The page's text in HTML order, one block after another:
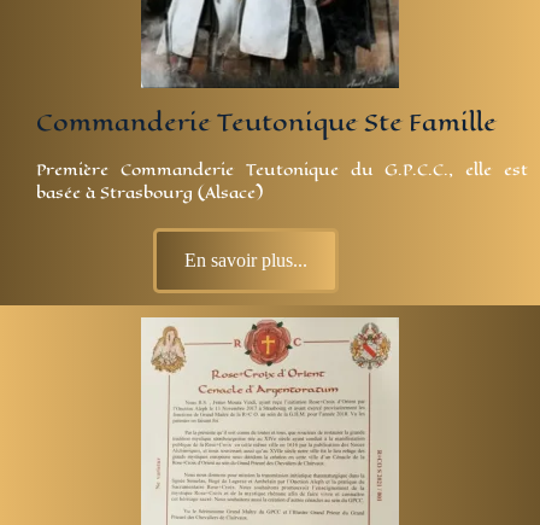
Commanderie Teutonique Ste Famille
Première Commanderie Teutonique du G.P.C.C., elle est
basée à Strasbourg (Alsace)
En savoir plus...